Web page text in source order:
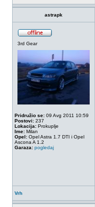
astrapk
3rd Gear
Pridružio se: 09 Avg 2011 10:59
Postovi: 237
Lokacija: Prokuplje
Ime: Milan
Opel: Opel Astra 1.7 DTI i Opel
Ascona A 1.2
Garaza: pogledaj
Vrh